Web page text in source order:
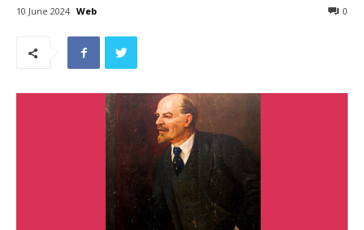
10 June 2024 Web 0